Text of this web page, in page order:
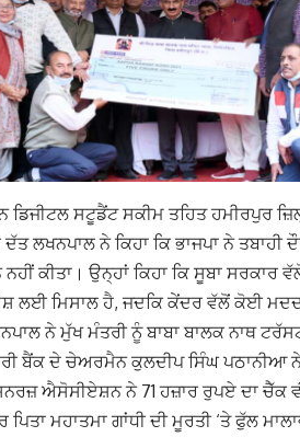
ਡਿਜੀਟਲ ਸਟੂਡੈਂਟ ਸਕੀਮ ਤਹਿਤ ਹਮੀਰਪੁਰ
ਲਖਨਪਾਲ ਨੇ ਕਿਹਾ ਕਿ ਭਾਜਪਾ ਨੇ ਤਬਾਹੀ
ਕੀਤਾ। ਉਨ੍ਹਾਂ ਕਿਹਾ ਕਿ ਸੂਬਾ ਸਰਕਾਰ
ਲਈ ਮਿਸਾਲ ਹੈ, ਜਦਕਿ ਕੇਂਦਰ ਵੱਲੋਂ ਕੋਈ ਮਦਦ
ਨੇ ਮੁੱਖ ਮੰਤਰੀ ਨੂੰ ਬਾਬਾ ਬਾਲਕ ਨਾਥ
ਬੈਂਕ ਦੇ ਚੇਅਰਮੈਨ ਕੁਲਦੀਪ ਸਿੰਘ
ਐਸੋਸੀਏਸ਼ਨ ਨੇ 71 ਹਜ਼ਾਰ ਰੁਪਏ ਦਾ ਚੈੱਕ
ਮਹਾਤਮਾ ਗਾਂਧੀ ਦੀ ਮੂਰਤੀ ‘ਤੇ ਫੁੱਲ